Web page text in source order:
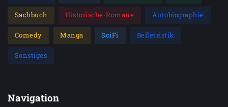
Sachbuch Historische-Romane Autobiographie
Comedy Manga SciFi Belletristik
Sonstiges
Navigation